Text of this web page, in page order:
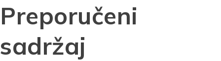
Preporučeni
sadržaj